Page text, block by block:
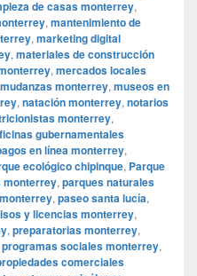
de casas monterrey,
, mantenimiento de
, marketing digital
, materiales de construcción
, mercados locales
mudanzas monterrey, museos en
, natación monterrey, notarios
monterrey,
gubernamentales
en línea monterrey,
ecológico chipinque, Parque
monterrey, parques naturales
, paseo santa lucía,
y licencias monterrey,
, preparatorias monterrey,
programas sociales monterrey,
comerciales